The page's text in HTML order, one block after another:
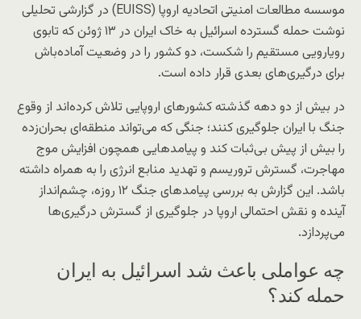
موسسه مطالعات امنیتی اتحادیه اروپا (EUISS) در گزارشی تحلیلی
نوشت حمله گسترده اسرائیل به خاک ایران در ۱۳ ژوئن که تابوی
رویارویی مستقیم را شکست، دو کشور را در وضعیت آماده‌باش
برای درگیری‌های بعدی قرار داده است.
در بیش از دو دهه گذشته کشورهای اروپایی تلاش کرده‌اند از وقوع
جنگ با ایران جلوگیری کنند؛ جنگی که می‌تواند منطقه‌ای بحران‌زده
را بیش از پیش بی‌ثبات کند و پیامدهایی همچون افزایش موج
مهاجرت، گسترش تروریسم و تهدید منابع انرژی را به همراه داشته
باشد. این گزارش به بررسی پیامدهای جنگ ۱۲ روزه، چشم‌انداز
آینده و نقش احتمالی اروپا در جلوگیری از گسترش درگیری‌ها
می‌پردازد.
چه عواملی باعث شد اسرائیل به ایران
حمله کند؟